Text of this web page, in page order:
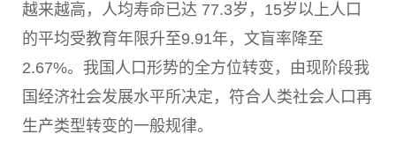
越来越高，人均寿命已达 77.3岁， 15岁以上人口
的平均受教育年限升至9.91年，文盲率降至
2.67%。我国人口形势的全方位转变，由现阶段我
国经济社会发展水平所决定，符合人类社会人口再
生产类型转变的一般规律。